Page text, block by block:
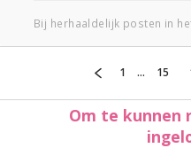
Bij herhaaldelijk posten in
1 ... 15
Om te kunnen